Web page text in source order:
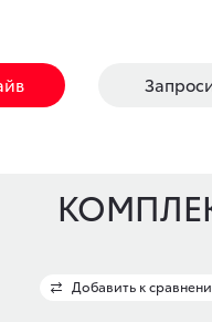
Добавить к